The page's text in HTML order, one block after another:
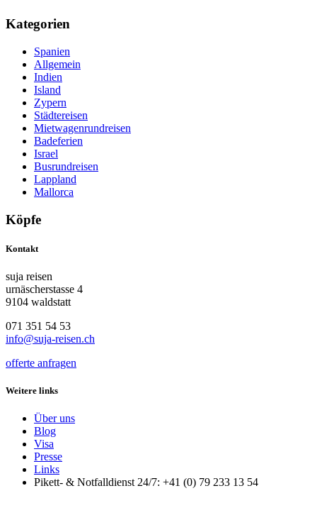
Kategorien
Spanien
Allgemein
Indien
Island
Zypern
Städtereisen
Mietwagenrundreisen
Badeferien
Israel
Busrundreisen
Lappland
Mallorca
Köpfe
Kontakt
suja reisen
urnäscherstasse 4
9104 waldstatt
071 351 54 53
info@suja-reisen.ch
offerte anfragen
Weitere links
Über uns
Blog
Visa
Presse
Links
Pikett- & Notfalldienst 24/7: +41 (0) 79 233 13 54